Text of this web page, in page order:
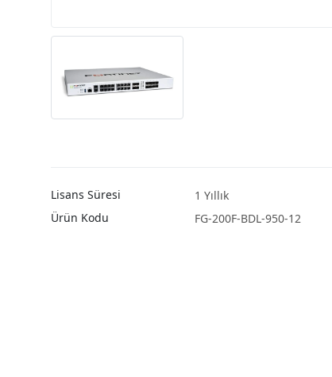
Lisans Süresi 1 Yıllık
Ürün Kodu
FG-200F-BDL-950-12